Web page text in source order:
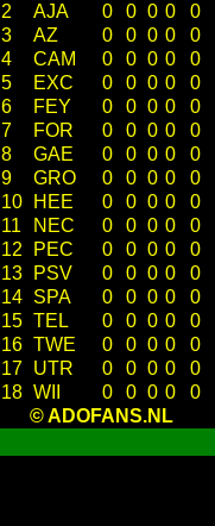
2
AJA 0 0 0 0
0
3
AZ 0 0 0 0
0
4
CAM 0 0 0 0
0
5
EXC 0 0 0 0
0
6
FEY 0 0 0 0
0
7
FOR 0 0 0 0
0
8
GAE 0 0 0 0
0
9
GRO 0 0 0 0
0
10
HEE 0 0 0 0
0
11
NEC 0 0 0 0
0
12
PEC 0 0 0 0
0
13
PSV 0 0 0 0
0
14 SPA 0 0 0 0
0
15 TEL 0 0 0 0
0
16 TWE 0 0 0 0
0
17 UTR 0 0 0 0
0
18 WII 0 0 0 0
0
© ADOFANS.NL